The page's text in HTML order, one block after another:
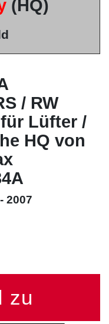
(HQ)
/ RW
Lüfter /
HQ von
2007
zu